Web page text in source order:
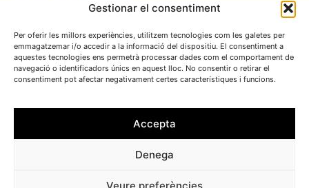
Gestionar el consentiment
Per oferir les millors experiències, utilitzem tecnologies com les galetes per
emmagatzemar i/o accedir a la informació del dispositiu. El consentiment a
aquestes tecnologies ens permetrà processar dades com el comportament de
navegació o identificadors únics en aquest lloc. No consentir o retirar el
consentiment pot afectar negativament certes característiques i funcions.
Accepta
Denega
Veure preferències
PROMOU I
FINANÇA
Suma't a la xarxa, subscriu-te al
butlletí!
envia